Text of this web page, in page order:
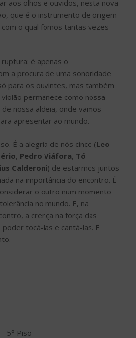
aos olhos e ouvidos, nesta nova
que é o instrumento de origem
o qual fomos tantas vezes
é apenas o
a procura de uma sonoridade
para os ouvintes, mas também
permanece como nossa
nossa aldeia, onde vamos
apresentar ao mundo.
É a alegria de nós cinco (Leo
, Pedro Viáfora, Tó
Calderoni) de estarmos juntos
na importância do encontro. É
o outro num momento
no mundo. E, na
a crença na força das
tocá-las e cantá-las. E
5° Piso